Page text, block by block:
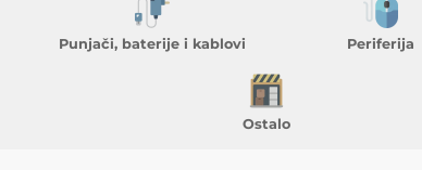
Punjači, baterije i kablovi Periferija
Ostalo